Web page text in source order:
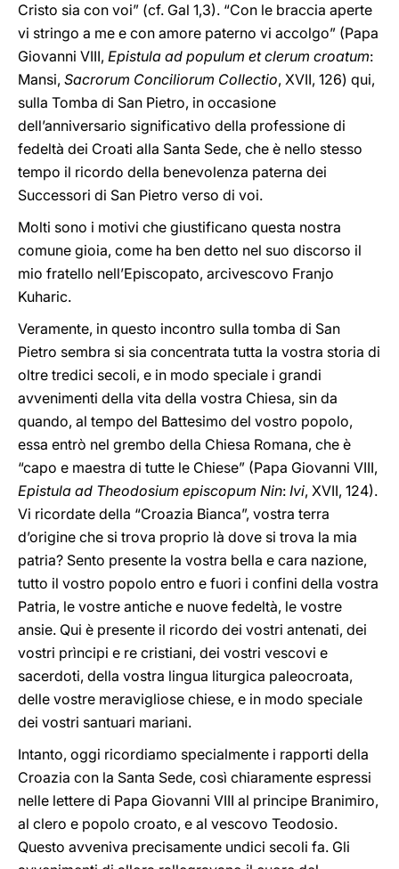
Cristo sia con voi” (cf. Gal 1,3). “Con le braccia aperte
vi stringo a me e con amore paterno vi accolgo” (Papa
Giovanni VIII, Epistula ad populum et clerum croatum:
Mansi, Sacrorum Conciliorum Collectio, XVII, 126) qui,
sulla Tomba di San Pietro, in occasione
dell’anniversario significativo della professione di
fedeltà dei Croati alla Santa Sede, che è nello stesso
tempo il ricordo della benevolenza paterna dei
Successori di San Pietro verso di voi.
Molti sono i motivi che giustificano questa nostra
comune gioia, come ha ben detto nel suo discorso il
mio fratello nell’Episcopato, arcivescovo Franjo
Kuharic.
Veramente, in questo incontro sulla tomba di San
Pietro sembra si sia concentrata tutta la vostra storia di
oltre tredici secoli, e in modo speciale i grandi
avvenimenti della vita della vostra Chiesa, sin da
quando, al tempo del Battesimo del vostro popolo,
essa entrò nel grembo della Chiesa Romana, che è
“capo e maestra di tutte le Chiese” (Papa Giovanni VIII,
Epistula ad Theodosium episcopum Nin: Ivi, XVII, 124).
Vi ricordate della “Croazia Bianca”, vostra terra
d’origine che si trova proprio là dove si trova la mia
patria? Sento presente la vostra bella e cara nazione,
tutto il vostro popolo entro e fuori i confini della vostra
Patria, le vostre antiche e nuove fedeltà, le vostre
ansie. Qui è presente il ricordo dei vostri antenati, dei
vostri prìncipi e re cristiani, dei vostri vescovi e
sacerdoti, della vostra lingua liturgica paleocroata,
delle vostre meravigliose chiese, e in modo speciale
dei vostri santuari mariani.
Intanto, oggi ricordiamo specialmente i rapporti della
Croazia con la Santa Sede, così chiaramente espressi
nelle lettere di Papa Giovanni VIII al principe Branimiro,
al clero e popolo croato, e al vescovo Teodosio.
Questo avveniva precisamente undici secoli fa. Gli